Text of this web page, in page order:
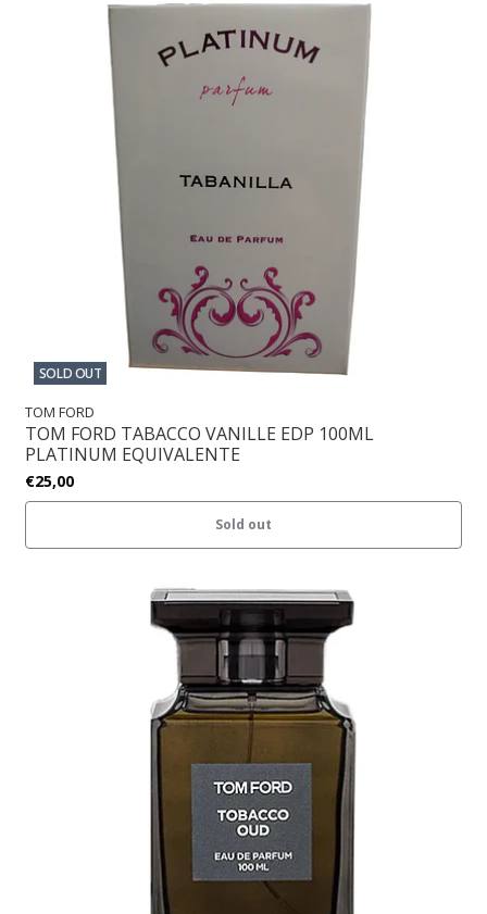
SOLD OUT
TOM FORD
TOM FORD TABACCO VANILLE EDP 100ML
PLATINUM EQUIVALENTE
€25,00
Sold out